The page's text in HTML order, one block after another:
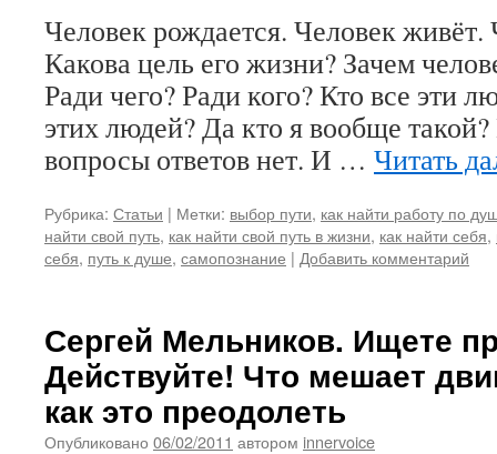
Человек рождается. Человек живёт.
Какова цель его жизни? Зачем
Ради чего? Ради кого? Кто все эти
этих людей? Да кто я вообще
вопросы ответов нет. И … Читать
Рубрика: Статьи | Метки: выбор пути, как найти работу по
найти свой путь, как найти свой путь в жизни, как найти себя,
себя, путь к душе, самопознание | Добавить комментарий
Сергей Мельников. Ищете
Действуйте! Что мешает
как это преодолеть
Опубликовано 06/02/2011 автором innervoice